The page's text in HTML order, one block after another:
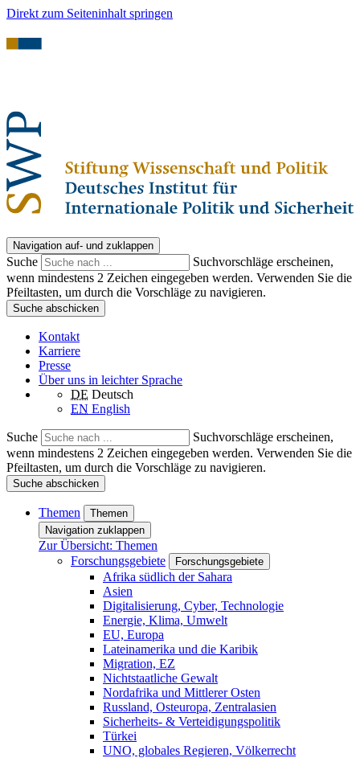
Direkt zum Seiteninhalt springen
Navigation auf- und zuklappen
Suche
Suchvorschläge erscheinen,
wenn mindestens 2 Zeichen eingegeben werden. Verwenden Sie die
Pfeiltasten, um durch die Vorschläge zu navigieren.
Suche abschicken
Kontakt
Karriere
Presse
Über uns in leichter Sprache
DE Deutsch
EN English
Suche
Suchvorschläge erscheinen,
wenn mindestens 2 Zeichen eingegeben werden. Verwenden Sie die
Pfeiltasten, um durch die Vorschläge zu navigieren.
Suche abschicken
Themen
Themen
Navigation zuklappen
Zur Übersicht: Themen
Forschungsgebiete
Forschungsgebiete
Afrika südlich der Sahara
Asien
Digitalisierung, Cyber, Technologie
Energie, Klima, Umwelt
EU, Europa
Lateinamerika und die Karibik
Migration, EZ
Nichtstaatliche Gewalt
Nordafrika und Mittlerer Osten
Russland, Osteuropa, Zentralasien
Sicherheits- & Verteidigungspolitik
Türkei
UNO, globales Regieren, Völkerrecht